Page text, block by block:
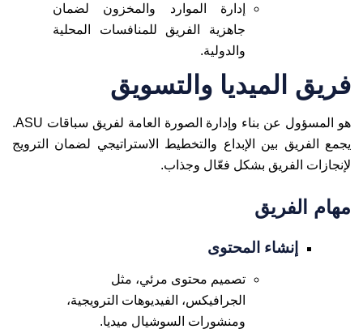
إدارة الموارد والمخزون لضمان
جاهزية الفريق للمنافسات المحلية
والدولية.
فريق الميديا والتسويق
هو المسؤول عن بناء وإدارة الصورة العامة لفريق سباقات ASU.
يجمع الفريق بين الإبداع والتخطيط الاستراتيجي لضمان الترويج
لإنجازات الفريق بشكل فعّال وجذاب.
مهام الفريق
إنشاء المحتوى
تصميم محتوى مرئي، مثل
الجرافيكس، الفيديوهات الترويجية،
ومنشورات السوشيال ميديا.